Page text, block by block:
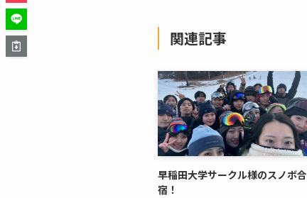
関連記事
早稲田大学サークル様のスノボ合
宿！